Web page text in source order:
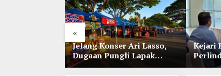
«
Jelang Konser Ari Lasso,
Dugaan Pungli Lapak
UMKM di Hari Jadi Kediri
Kejari
Lewat